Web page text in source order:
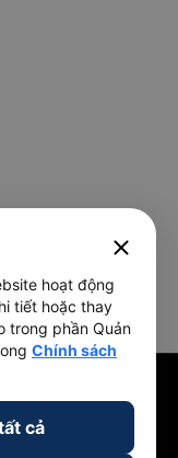
close
hoạt động
tiết hoặc thay
trong phần Quản
Chính sách
cả